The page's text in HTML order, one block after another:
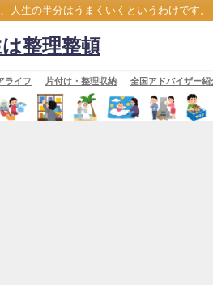
人生の半分はうまくいくというわけです。
は整理整頓
ライフ 片付け・整理収納 全国アドバイザー紹